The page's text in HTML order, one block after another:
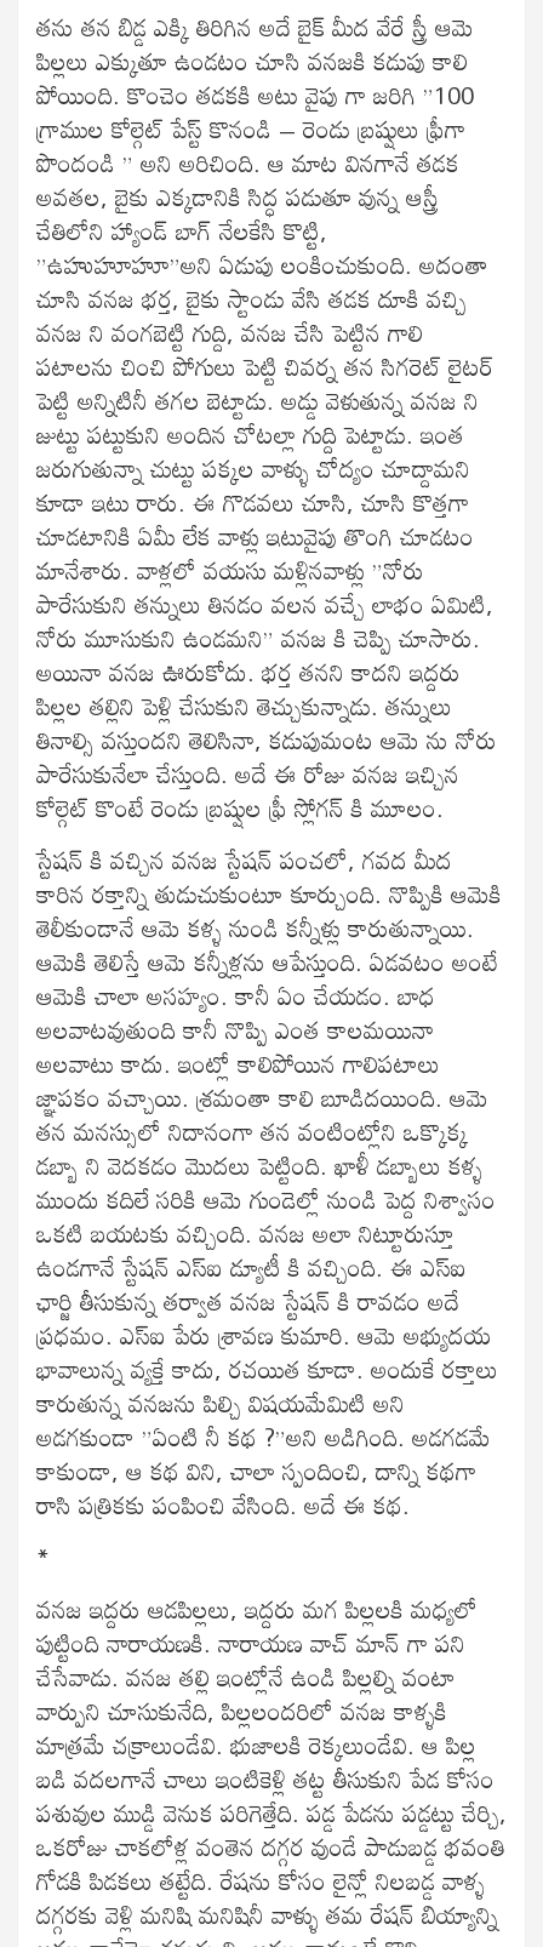
తను తన బిడ్డ ఎక్కి తిరిగిన అదే బైక్ మీద వేరే స్త్రీ ఆమె
పిల్లలు ఎక్కుతూ ఉండటం చూసి వనజకి కడుపు కాలి
పోయింది. కొంచెం తడకకి అటు వైపు గా జరిగి ”100
గ్రాముల కోల్గెట్ పేస్ట్ కొనండి – రెండు బ్రష్షులు ఫ్రీగా
పొందండి ” అని అరిచింది. ఆ మాట వినగానే తడక
అవతల, బైకు ఎక్కడానికి సిద్ధ పడుతూ వున్న ఆస్త్రీ
చేతిలోని హ్యాండ్ బాగ్ నేలకేసి కొట్టి,
”ఉహుహూహూ”అని ఏడుపు లంకించుకుంది. అదంతా
చూసి వనజ భర్త, బైకు స్టాండు వేసి తడక దూకి వచ్చి
వనజ ని వంగబెట్టి గుద్ది, వనజ చేసి పెట్టిన గాలి
పటాలను చించి పోగులు పెట్టి చివర్న తన సిగరెట్ లైటర్
పెట్టి అన్నిటినీ తగల బెట్టాడు. అడ్డు వెళుతున్న వనజ ని
జుట్టు పట్టుకుని అందిన చోటల్లా గుద్ది పెట్టాడు. ఇంత
జరుగుతున్నా చుట్టు పక్కల వాళ్ళు చోద్యం చూద్దామని
కూడా ఇటు రారు. ఈ గొడవలు చూసి, చూసి కొత్తగా
చూడటానికి ఏమీ లేక వాళ్లు ఇటువైపు తొంగి చూడటం
మానేశారు. వాళ్లలో వయసు మళ్లినవాళ్లు ”నోరు
పారేసుకుని తన్నులు తినడం వలన వచ్చే లాభం ఏమిటి,
నోరు మూసుకుని ఉండమని” వనజ కి చెప్పి చూసారు.
అయినా వనజ ఊరుకోదు. భర్త తనని కాదని ఇద్దరు
పిల్లల తల్లిని పెళ్లి చేసుకుని తెచ్చుకున్నాడు. తన్నులు
తినాల్సి వస్తుందని తెలిసినా, కడుపుమంట ఆమె ను నోరు
పారేసుకునేలా చేస్తుంది. అదే ఈ రోజు వనజ ఇచ్చిన
కోల్గెట్ కొంటే రెండు బ్రష్షుల ఫ్రీ స్లోగన్ కి మూలం.
స్టేషన్ కి వచ్చిన వనజ స్టేషన్ పంచలో, గవద మీద
కారిన రక్తాన్ని తుడుచుకుంటూ కూర్చుంది. నొప్పికి ఆమెకి
తెలీకుండానే ఆమె కళ్ళ నుండి కన్నీళ్లు కారుతున్నాయి.
ఆమెకి తెలిస్తే ఆమె కన్నీళ్లను ఆపేస్తుంది. ఏడవటం అంటే
ఆమెకి చాలా అసహ్యం. కానీ ఏం చేయడం. బాధ
అలవాటవుతుంది కానీ నొప్పి ఎంత కాలమయినా
అలవాటు కాదు. ఇంట్లో కాలిపోయిన గాలిపటాలు
జ్ఞాపకం వచ్చాయి. శ్రమంతా కాలి బూడిదయింది. ఆమె
తన మనస్సులో నిదానంగా తన వంటింట్లోని ఒక్కొక్క
డబ్బా ని వెదకడం మొదలు పెట్టింది. ఖాళీ డబ్బాలు కళ్ళ
ముందు కదిలే సరికి ఆమె గుండెల్లో నుండి పెద్ద నిశ్వాసం
ఒకటి బయటకు వచ్చింది. వనజ అలా నిట్టూరుస్తూ
ఉండగానే స్టేషన్ ఎస్‌ఐ డ్యూటీ కి వచ్చింది. ఈ ఎస్‌ఐ
ఛార్జి తీసుకున్న తర్వాత వనజ స్టేషన్ కి రావడం అదే
ప్రధమం. ఎస్‌ఐ పేరు శ్రావణ కుమారి. ఆమె అభ్యుదయ
భావాలున్న వ్యక్తే కాదు, రచయిత కూడా. అందుకే రక్తాలు
కారుతున్న వనజను పిల్చి విషయమేమిటి అని
అడగకుండా ”ఏంటి నీ కథ ?”అని అడిగింది. అడగడమే
కాకుండా, ఆ కథ విని, చాలా స్పందించి, దాన్ని కథగా
రాసి పత్రికకు పంపించి వేసింది. అదే ఈ కథ.
*
వనజ ఇద్దరు ఆడపిల్లలు, ఇద్దరు మగ పిల్లలకి మధ్యలో
పుట్టింది నారాయణకి. నారాయణ వాచ్ మాన్ గా పని
చేసేవాడు. వనజ తల్లి ఇంట్లోనే ఉండి పిల్లల్ని వంటా
వార్పుని చూసుకునేది, పిల్లలందరిలో వనజ కాళ్ళకి
మాత్రమే చక్రాలుండేవి. భుజాలకి రెక్కలుండేవి. ఆ పిల్ల
బడి వదలగానే చాలు ఇంటికెళ్లి తట్ట తీసుకుని పేడ కోసం
పశువుల ముడ్డి వెనుక పరిగెత్తేది. పడ్డ పేడను పడ్డట్టు చేర్చి,
ఒకరోజు చాకలోళ్ల వంతెన దగ్గర వుండే పాడుబడ్డ భవంతి
గోడకి పిడకలు తట్టేది. రేషను కోసం లైన్లో నిలబడ్డ వాళ్ళ
దగ్గరకు వెళ్లి మనిషి మనిషినీ వాళ్ళు తమ రేషన్ బియ్యాన్ని